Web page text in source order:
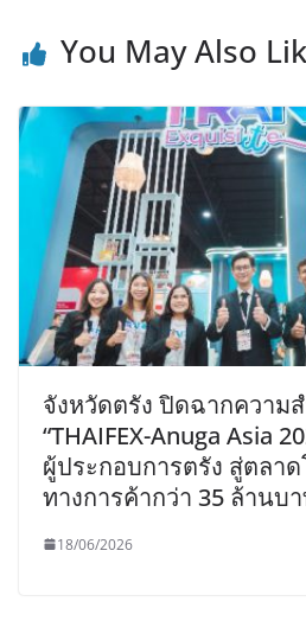
You May Also
จังหวัดตรัง ปิดฉากความ
“THAIFEX-Anuga Asia
ผู้ประกอบการตรัง สู่ตลา
ทางการค้ากว่า 35 ล้านบ
18/06/2026